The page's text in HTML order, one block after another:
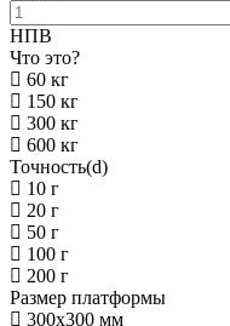
НПВ
Что это?
60 кг
150 кг
300 кг
600 кг
Точность(d)
10 г
20 г
50 г
100 г
200 г
Размер платформы
300х300 мм